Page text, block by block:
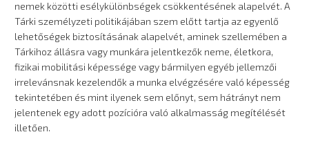
nemek közötti esélykülönbségek csökkentésének alapelvét. A
Tárki személyzeti politikájában szem előtt tartja az egyenlő
lehetőségek biztosításának alapelvét, aminek szellemében a
Tárkihoz állásra vagy munkára jelentkezők neme, életkora,
fizikai mobilitási képessége vagy bármilyen egyéb jellemzői
irrelevánsnak kezelendők a munka elvégzésére való képesség
tekintetében és mint ilyenek sem előnyt, sem hátrányt nem
jelentenek egy adott pozícióra való alkalmasság megítélését
illetően.